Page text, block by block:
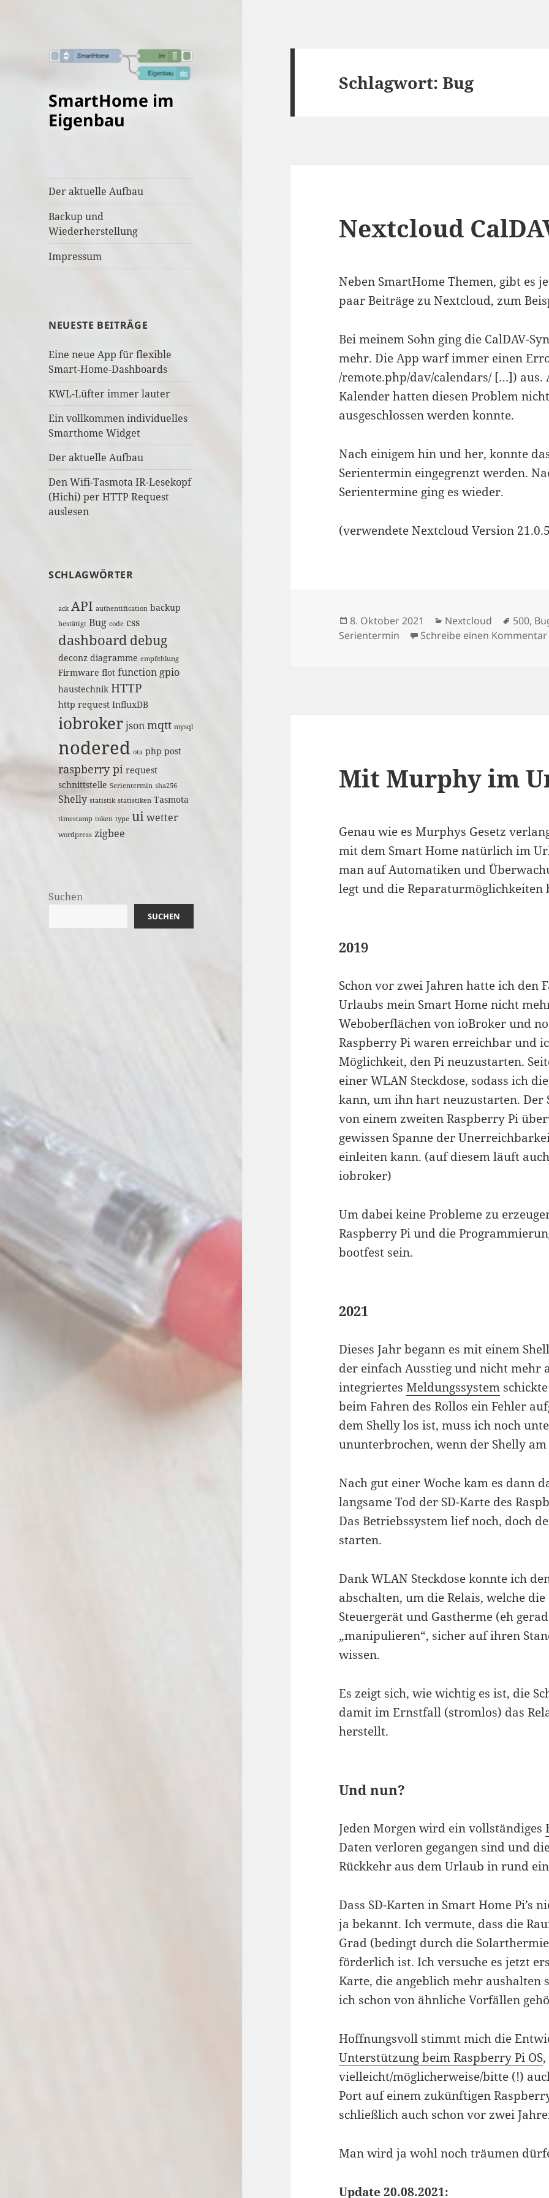
SmartHome im
Eigenbau
Der aktuelle Aufbau
Backup und
Wiederherstellung
Impressum
NEUESTE BEITRÄGE
Eine neue App für flexible
Smart-Home-Dashboards
KWL-Lüfter immer lauter
Ein vollkommen individuelles
Smarthome Widget
Der aktuelle Aufbau
Den Wifi-Tasmota IR-Lesekopf
(Hichi) per HTTP Request
auslesen
SCHLAGWÖRTER
ack API authentification backup
bestätigt Bug code css
dashboard debug
deconz diagramme empfehlung
Firmware flot function gpio
haustechnik HTTP
http request InfluxDB
iobrokerjsonmqtt mysql
nodered ota php post
raspberry pi request
schnittstelle Serientermin sha256
Shelly statistik statistiken Tasmota
timestamp token type ui wetter
wordpress zigbee
Suchen
SUCHEN
Schlagwort:Bug
Nextcloud
Neben SmartHome Themen, gibt es
paar Beiträge zu Nextcloud, zum
Bei meinem Sohn ging die CalDAV-
mehr. Die App warf immer einen
/remote.php/dav/calendars/ […])
Kalender hatten diesen Problem
ausgeschlossen werden konnte.
Nach einigem hin und her, konnte
Serientermin eingegrenzt werden.
Serientermine ging es wieder.
(verwendete Nextcloud Version
Veröffentlicht
am
8. Oktober 2021 Kategorien
Nextcloud 500,
Serientermin
Schreibe einen Kommentar
Mit Murphy im
Genau wie es Murphys Gesetz
mit dem Smart Home natürlich im
man auf Automatiken und
legt und die Reparaturmöglichkeiten
2019
Schon vor zwei Jahren hatte ich den
Urlaubs mein Smart Home nicht
Weboberflächen von ioBroker und
Raspberry Pi waren erreichbar und
Möglichkeit, den Pi neuzustarten.
einer WLAN Steckdose, sodass ich
kann, um ihn hart neuzustarten.
von einem zweiten Raspberry Pi
gewissen Spanne der
einleiten kann. (auf diesem läuft
iobroker)
Um dabei keine Probleme zu
Raspberry Pi und die
bootfest sein.
2021
Dieses Jahr begann es mit einem
der einfach Ausstieg und nicht mehr
integriertesMeldungssystem
beim Fahren des Rollos ein Fehler
dem Shelly los ist, muss ich noch
ununterbrochen, wenn der Shelly
Nach gut einer Woche kam es dann
langsame Tod der SD-Karte des
Das Betriebssystem lief noch, doch
starten.
Dank WLAN Steckdose konnte ich
abschalten, um die Relais, welche
Steuergerät und Gastherme (eh
„manipulieren“, sicher auf ihren
wissen.
Es zeigt sich, wie wichtig es ist, die
damit im Ernstfall (stromlos) das
herstellt.
Und nun?
Jeden Morgen wird ein vollständiges
Daten verloren gegangen sind und
Rückkehr aus dem Urlaub in rund
Dass SD-Karten in Smart Home Pi’s
ja bekannt. Ich vermute, dass die
Grad (bedingt durch die
förderlich ist. Ich versuche es jetzt
Karte, die angeblich mehr aushalten
ich schon von ähnliche Vorfällen
Hoffnungsvoll stimmt mich die
Unterstützung beim Raspberry Pi OS
vielleicht/möglicherweise/bitte (!)
Port auf einem zukünftigen
schließlich auch schon vor zwei
Man wird ja wohl noch träumen
Update 20.08.2021: